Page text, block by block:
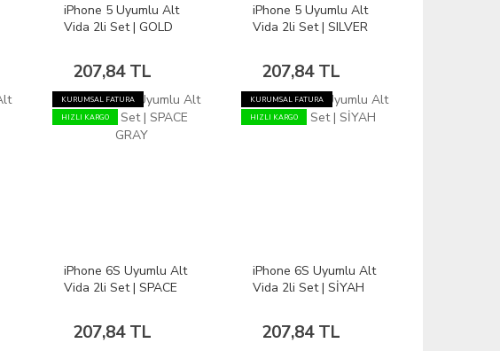
iPhone 5 Uyumlu Alt
Vida 2li Set | GOLD
207,84 TL
iPhone 5 Uyumlu Alt
Vida 2li Set | SILVER
207,84 TL
KURUMSAL FATURA
HIZLI KARGO
iPhone 6S Uyumlu Alt
Vida 2li Set | SPACE
207,84 TL
KURUMSAL FATURA
HIZLI KARGO
iPhone 6S Uyumlu Alt
Vida 2li Set | SİYAH
207,84 TL